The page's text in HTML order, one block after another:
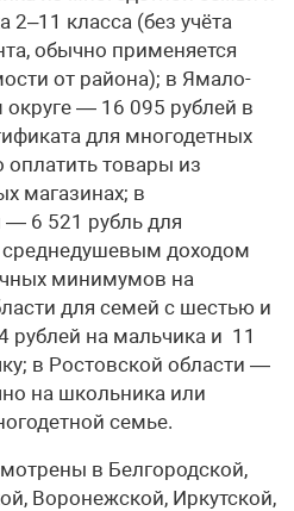
2–11 класса (без учёта
обычно применяется
от района); в Ямало-
— 16 095 рублей в
для многодетных
товары из
магазинах; в
— 6 521 рубль для
доходом
минимумов на
для семей с шестью и
рублей на мальчика и 11
в Ростовской области —
на школьника или
семье.
в Белгородской,
Воронежской, Иркутской,